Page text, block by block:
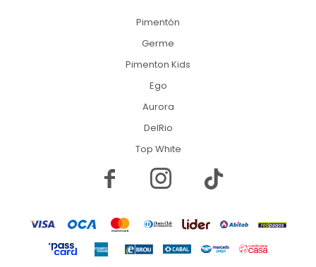
Pimentón
Germe
Pimenton Kids
Ego
Aurora
DelRio
Top White
 